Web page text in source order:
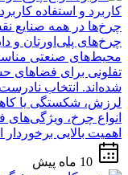
کاربرد و استفاده
چرخ‌ها در همه صنایع
چرخ‌های پلی‌اورتان و
محیط‌های صنعتی
تفلونی برای فضاهای
شده‌اند. انتخاب
لرزش، شکستگی یا
انواع چرخ، ویژگی‌های
اهمیت بالایی
10 ماه پیش